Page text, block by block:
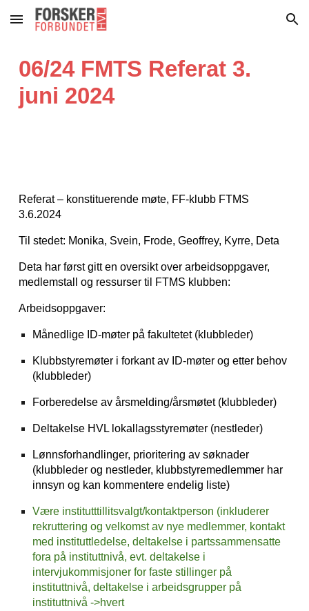
Skip to main content Skip to navigation
06/24 FMTS Referat 3.
juni 2024
Referat – konstituerende møte, FF-klubb FTMS
3.6.2024
Til stedet: Monika, Svein, Frode, Geoffrey, Kyrre, Deta
Deta har først gitt en oversikt over arbeidsoppgaver,
medlemstall og ressurser til FTMS klubben:
Arbeidsoppgaver:
Månedlige ID-møter på fakultetet (klubbleder)
Klubbstyremøter i forkant av ID-møter og etter behov
(klubbleder)
Forberedelse av årsmelding/årsmøtet (klubbleder)
Deltakelse HVL lokallagsstyremøter (nestleder)
Lønnsforhandlinger, prioritering av søknader
(klubbleder og nestleder, klubbstyremedlemmer har
innsyn og kan kommentere endelig liste)
Være institutttillitsvalgt/kontaktperson (inkluderer
rekruttering og velkomst av nye medlemmer, kontakt
med instituttledelse, deltakelse i partssammensatte
fora på instituttnivå, evt. deltakelse i
intervjukommisjoner for faste stillinger på
instituttnivå, deltakelse i arbeidsgrupper på
instituttnivå ->hvert